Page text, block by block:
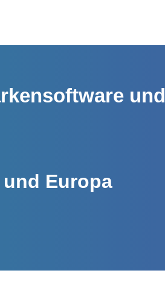
und
Europa